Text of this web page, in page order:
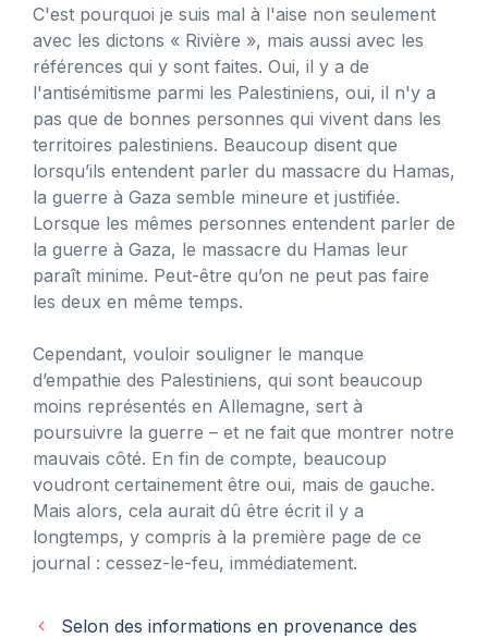
C'est pourquoi je suis mal à l'aise non seulement
avec les dictons « Rivière », mais aussi avec les
références qui y sont faites. Oui, il y a de
l'antisémitisme parmi les Palestiniens, oui, il n'y a
pas que de bonnes personnes qui vivent dans les
territoires palestiniens. Beaucoup disent que
lorsqu’ils entendent parler du massacre du Hamas,
la guerre à Gaza semble mineure et justifiée.
Lorsque les mêmes personnes entendent parler de
la guerre à Gaza, le massacre du Hamas leur
paraît minime. Peut-être qu’on ne peut pas faire
les deux en même temps.
Cependant, vouloir souligner le manque
d’empathie des Palestiniens, qui sont beaucoup
moins représentés en Allemagne, sert à
poursuivre la guerre – et ne fait que montrer notre
mauvais côté. En fin de compte, beaucoup
voudront certainement être oui, mais de gauche.
Mais alors, cela aurait dû être écrit il y a
longtemps, y compris à la première page de ce
journal : cessez-le-feu, immédiatement.
Selon des informations en provenance des